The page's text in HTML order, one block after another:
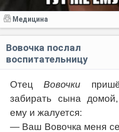
Медицина
Вовочка послал
воспитательницу
ОтецВовочки
забирать сына
ему и жалуется:
— Ваш Вовочка меня